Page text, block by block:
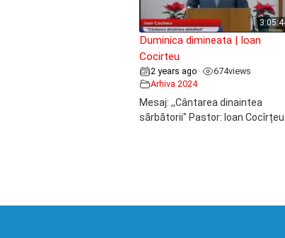
Duminica dimineata | Ioan
Cocirteu
2 years ago • 674views
Arhiva 2024
Mesaj: ,,Cântarea dinaintea
sărbătorii" Pastor: Ioan Cocîrțeu